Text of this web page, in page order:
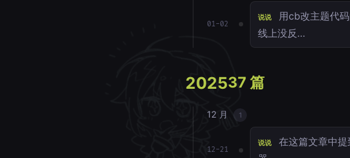
01-02
说说
用cb改主题代
线上没反…
202537 篇
12 月 1
12-21
说说
在这篇文章中